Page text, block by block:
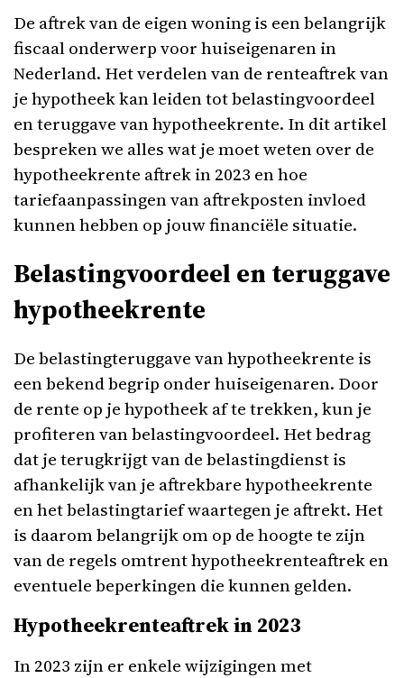
De aftrek van de eigen woning is een belangrijk
fiscaal onderwerp voor huiseigenaren in
Nederland. Het verdelen van de renteaftrek van
je hypotheek kan leiden tot belastingvoordeel
en teruggave van hypotheekrente. In dit artikel
bespreken we alles wat je moet weten over de
hypotheekrente aftrek in 2023 en hoe
tariefaanpassingen van aftrekposten invloed
kunnen hebben op jouw financiële situatie.
Belastingvoordeel en teruggave
hypotheekrente
De belastingteruggave van hypotheekrente is
een bekend begrip onder huiseigenaren. Door
de rente op je hypotheek af te trekken, kun je
profiteren van belastingvoordeel. Het bedrag
dat je terugkrijgt van de belastingdienst is
afhankelijk van je aftrekbare hypotheekrente
en het belastingtarief waartegen je aftrekt. Het
is daarom belangrijk om op de hoogte te zijn
van de regels omtrent hypotheekrenteaftrek en
eventuele beperkingen die kunnen gelden.
Hypotheekrenteaftrek in 2023
In 2023 zijn er enkele wijzigingen met